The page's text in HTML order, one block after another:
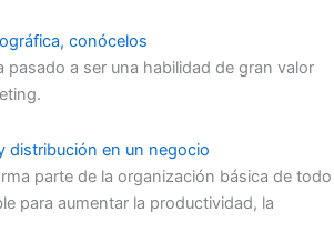
conócelos
pasado a ser una habilidad de gran valor
distribución en un negocio
parte de la organización básica de todo
para aumentar la productividad, la